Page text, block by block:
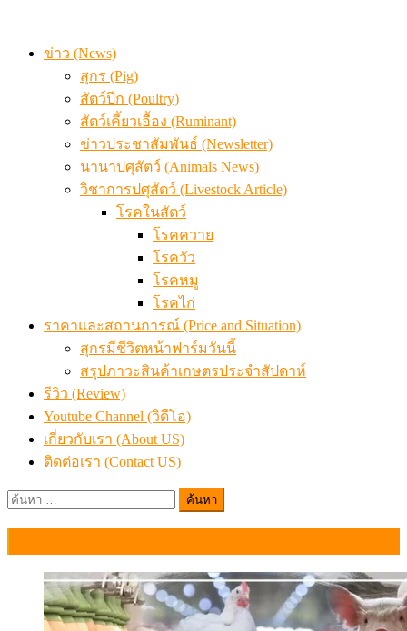
ข่าว (News)
สุกร (Pig)
สัตว์ปีก (Poultry)
สัตว์เคี้ยวเอื้อง (Ruminant)
ข่าวประชาสัมพันธ์ (Newsletter)
นานาปศุสัตว์ (Animals News)
วิชาการปศุสัตว์ (Livestock Article)
โรคในสัตว์
โรคควาย
โรควัว
โรคหมู
โรคไก่
ราคาและสถานการณ์ (Price and Situation)
สุกรมีชีวิตหน้าฟาร์มวันนี้
สรุปภาวะสินค้าเกษตรประจำสัปดาห์
รีวิว (Review)
Youtube Channel (วิดีโอ)
เกี่ยวกับเรา (About US)
ติดต่อเรา (Contact US)
ค้นหา